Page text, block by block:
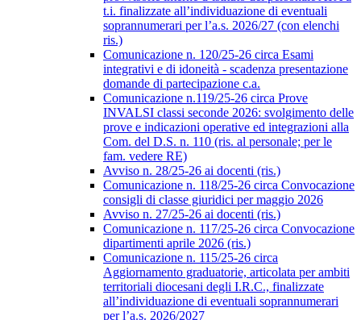
t.i. finalizzate all’individuazione di eventuali
soprannumerari per l’a.s. 2026/27 (con elenchi
ris.)
Comunicazione n. 120/25-26 circa Esami
integrativi e di idoneità - scadenza presentazione
domande di partecipazione c.a.
Comunicazione n.119/25-26 circa Prove
INVALSI classi seconde 2026: svolgimento delle
prove e indicazioni operative ed integrazioni alla
Com. del D.S. n. 110 (ris. al personale; per le
fam. vedere RE)
Avviso n. 28/25-26 ai docenti (ris.)
Comunicazione n. 118/25-26 circa Convocazione
consigli di classe giuridici per maggio 2026
Avviso n. 27/25-26 ai docenti (ris.)
Comunicazione n. 117/25-26 circa Convocazione
dipartimenti aprile 2026 (ris.)
Comunicazione n. 115/25-26 circa
Aggiornamento graduatorie, articolata per ambiti
territoriali diocesani degli I.R.C., finalizzate
all’individuazione di eventuali soprannumerari
per l’a.s. 2026/2027